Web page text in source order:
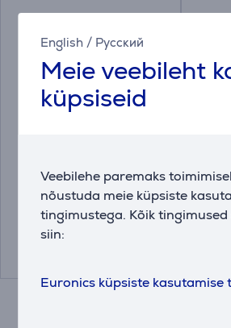
English / Русский
Meie veebileht
küpsiseid
Veebilehe paremaks
nõustuda meie küpsiste
tingimustega. Kõik
siin:
Euronics küpsiste kasutamise
JALG-BR-B
Hind:
339.99 €
Hind: